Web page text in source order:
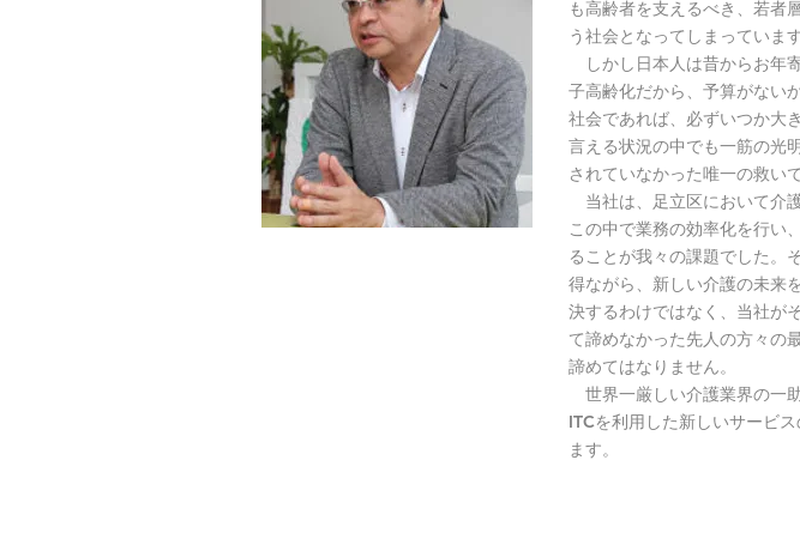
も高齢者を支えるべき、若者
う社会となってしまっています
しかし日本人は昔からお年
子高齢化だから、予算がない
社会であれば、必ずいつか大
言える状況の中でも一筋の光
されていなかった唯一の救い
当社は、足立区において介
この中で業務の効率化を行い
ることが我々の課題でした。
得ながら、新しい介護の未来
決するわけではなく、当社が
て諦めなかった先人の方々の
諦めてはなりません。
世界一厳しい介護業界の一
ITCを利用した新しいサービ
ます。